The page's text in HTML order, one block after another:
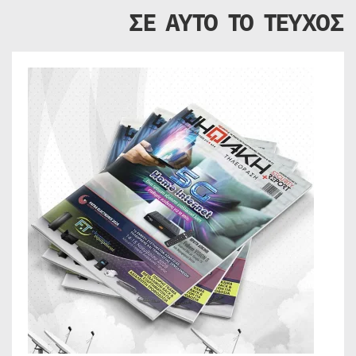
ΣΕ ΑΥΤΟ ΤΟ ΤΕΥΧΟΣ